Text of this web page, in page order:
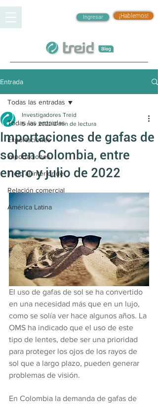
¡Hablemos!
Ingresar
Entrada
Todas las entradas
Exportaciones
Importaciones
Treid al interior de
Relación comercial
América Latina
Todas las entradas
Importaciones de gafas de
sol en Colombia, entre
enero y julio de 2022
Investigadores Treid
5 nov 2022 2 min de lectura
El uso de gafas de sol se ha convertido
en una necesidad más que en un lujo,
como se solía ver hace algunos años. La
OMS ha indicado que el uso de este
tipo de lentes, debe ser una prioridad
para proteger los ojos de los rayos de
sol que a largo plazo, pueden generar
problemas de visión.
En Colombia la demanda de gafas de